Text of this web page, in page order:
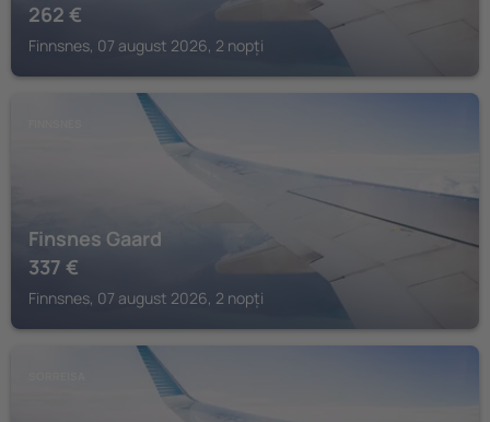
262 €
Finnsnes, 07 august 2026, 2 nopți
Finsnes Gaard
337 €
Finnsnes, 07 august 2026, 2 nopți